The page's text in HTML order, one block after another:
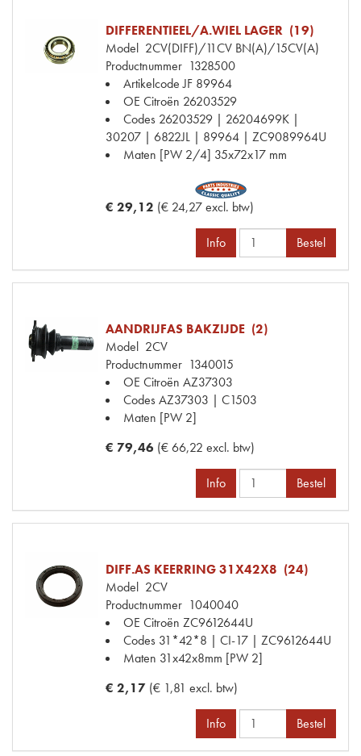
DIFFERENTIEEL/A.WIEL LAGER (19)
Model 2CV(DIFF)/11CV BN(A)/15CV(A)
Productnummer 1328500
Artikelcode JF 89964
OE Citroën 26203529
Codes 26203529 | 26204699K |
30207 | 6822JL | 89964 | ZC9089964U
Maten [PW 2/4] 35x72x17 mm
€ 29,12 (€ 24,27 excl. btw)
Info Bestel
AANDRIJFAS BAKZIJDE (2)
Model 2CV
Productnummer 1340015
OE Citroën AZ37303
CodesAZ37303 | C1503
Maten [PW 2]
€ 79,46 (€ 66,22 excl. btw)
Info Bestel
DIFF.AS KEERRING 31X42X8 (24)
Model 2CV
Productnummer 1040040
OE Citroën ZC9612644U
Codes 31*42*8 | CI-17 | ZC9612644U
Maten 31x42x8mm [PW 2]
€ 2,17 (€ 1,81 excl. btw)
Info Bestel